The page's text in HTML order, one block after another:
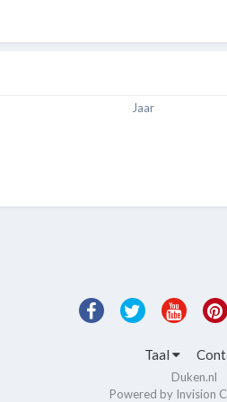
Jaar
Taal
Duken.nl
Powered by Invision